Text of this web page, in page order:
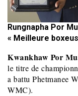
Rungnapha Por
« Meilleure
Kwankhaw Por
le titre de
a battu Phetmanee
WMC).